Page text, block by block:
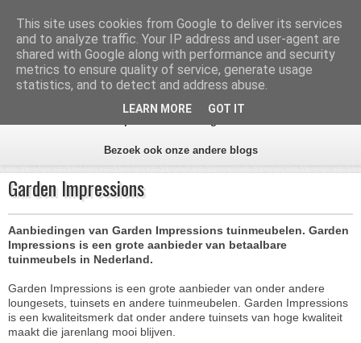
Inhoud Zoeken
Aanbiedingen Tuin
Alles voor de tuin
Bezoek ook onze andere blogs
Garden Impressions
Aanbiedingen van Garden Impressions tuinmeubelen. Garden
Impressions is een grote aanbieder van betaalbare
tuinmeubels in Nederland.
Garden Impressions is een grote aanbieder van onder andere
loungesets, tuinsets en andere tuinmeubelen. Garden Impressions
is een kwaliteitsmerk dat onder andere tuinsets van hoge kwaliteit
maakt die jarenlang mooi blijven.
This site uses cookies from Google to deliver its services
and to analyze traffic. Your IP address and user-agent are
shared with Google along with performance and security
metrics to ensure quality of service, generate usage
statistics, and to detect and address abuse.
LEARN MORE GOT IT